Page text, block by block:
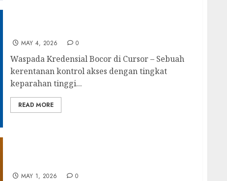
MAY 4, 2026 0
Waspada Kredensial Bocor di Cursor – Sebuah
kerentanan kontrol akses dengan tingkat
keparahan tinggi...
READ MORE
MAY 1, 2026 0